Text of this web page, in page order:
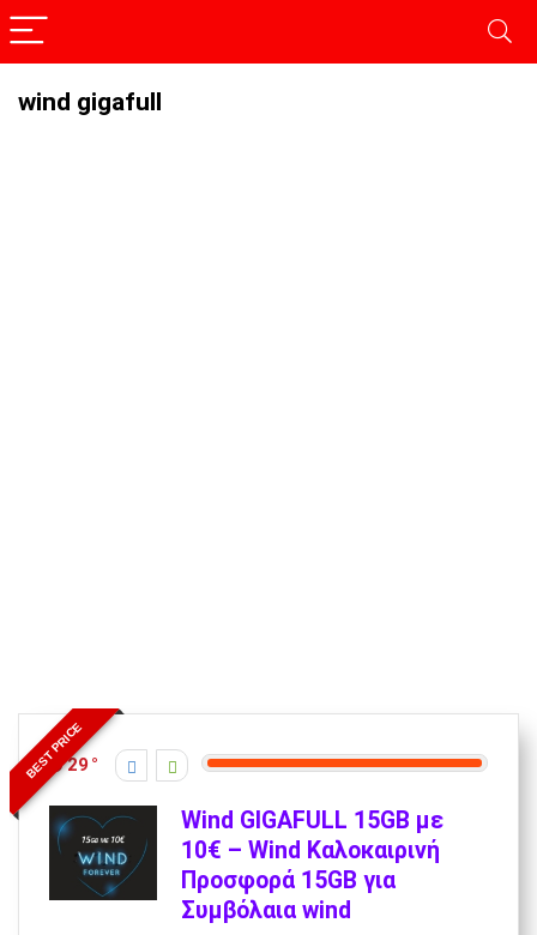
wind gigafull
BEST PRICE
29
Wind GIGAFULL 15GB με
10€ – Wind Καλοκαιρινή
Προσφορά 15GB για
Συμβόλαια wind